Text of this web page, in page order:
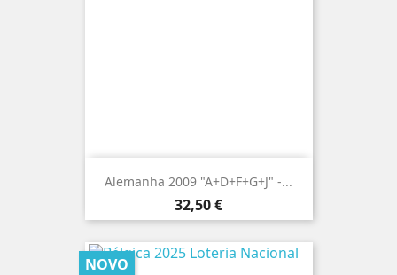
Alemanha 2009 "A+D+F+G+J" -...
Preço
32,50 €
NOVO